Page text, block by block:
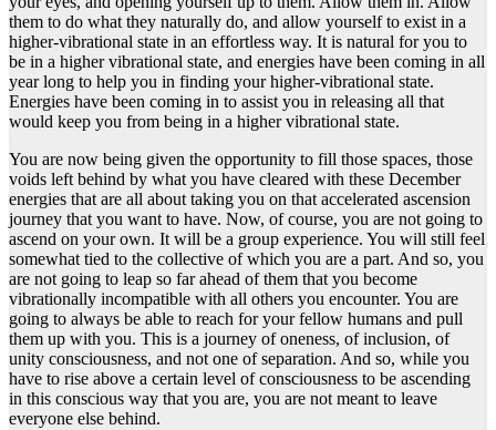
them to do what they naturally do, and allow yourself to exist in a
higher-vibrational state in an effortless way. It is natural for you to
be in a higher vibrational state, and energies have been coming in all
year long to help you in finding your higher-vibrational state.
Energies have been coming in to assist you in releasing all that
would keep you from being in a higher vibrational state.
You are now being given the opportunity to fill those spaces, those
voids left behind by what you have cleared with these December
energies that are all about taking you on that accelerated ascension
journey that you want to have. Now, of course, you are not going to
ascend on your own. It will be a group experience. You will still feel
somewhat tied to the collective of which you are a part. And so, you
are not going to leap so far ahead of them that you become
vibrationally incompatible with all others you encounter. You are
going to always be able to reach for your fellow humans and pull
them up with you. This is a journey of oneness, of inclusion, of
unity consciousness, and not one of separation. And so, while you
have to rise above a certain level of consciousness to be ascending
in this conscious way that you are, you are not meant to leave
everyone else behind.